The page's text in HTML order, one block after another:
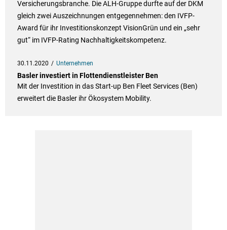
Versicherungsbranche. Die ALH-Gruppe durfte auf der DKM
gleich zwei Auszeichnungen entgegennehmen: den IVFP-
Award für ihr Investitionskonzept VisionGrün und ein „sehr
gut“ im IVFP-Rating Nachhaltigkeitskompetenz.
30.11.2020 Unternehmen
Basler investiert in Flottendienstleister Ben
Mit der Investition in das Start-up Ben Fleet Services (Ben)
erweitert die Basler ihr Ökosystem Mobility.